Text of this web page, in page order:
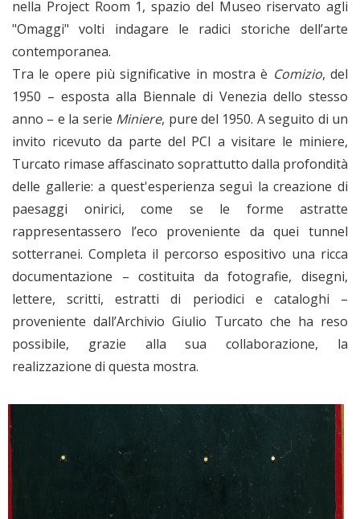
nella Project Room 1, spazio del Museo riservato agli
"Omaggi" volti indagare le radici storiche dell’arte
contemporanea.
Tra le opere più significative in mostra è Comizio, del
1950 – esposta alla Biennale di Venezia dello stesso
anno – e la serie Miniere, pure del 1950. A seguito di un
invito ricevuto da parte del PCI a visitare le miniere,
Turcato rimase affascinato soprattutto dalla profondità
delle gallerie: a quest'esperienza seguì la creazione di
paesaggi onirici, come se le forme astratte
rappresentassero l’eco proveniente da quei tunnel
sotterranei. Completa il percorso espositivo una ricca
documentazione – costituita da fotografie, disegni,
lettere, scritti, estratti di periodici e cataloghi –
proveniente dall’Archivio Giulio Turcato che ha reso
possibile, grazie alla sua collaborazione, la
realizzazione di questa mostra.